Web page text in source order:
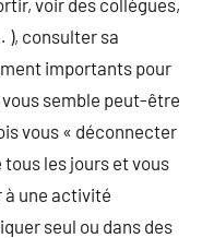
voir des collègues,
), consulter sa
importants pour
semble peut-être
vous « déconnecter
les jours et vous
à une activité
seul ou dans des